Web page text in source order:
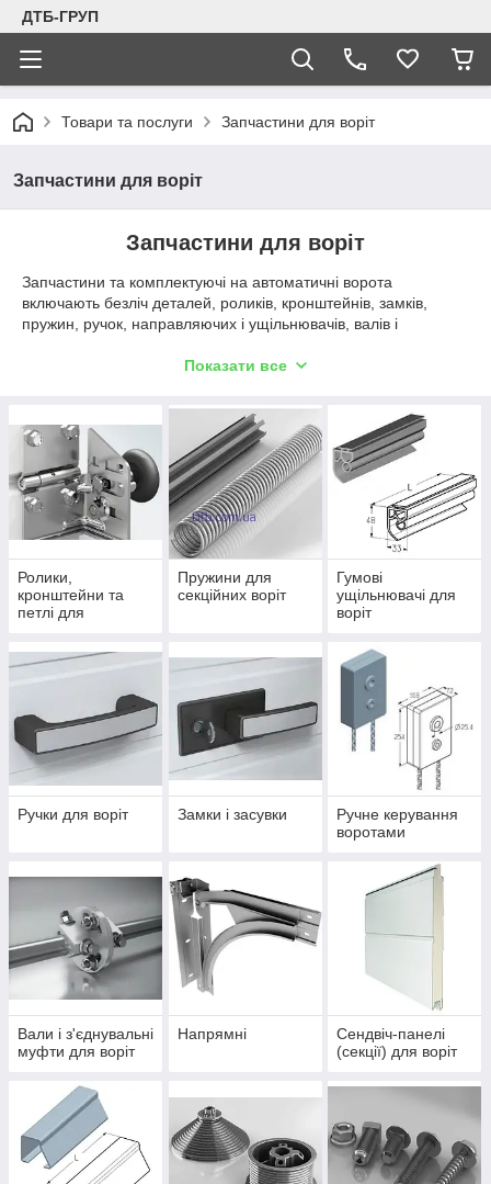
ДТБ-ГРУП
Товари та послуги Запчастини для воріт
Запчастини для воріт
Запчастини для воріт
Запчастини та комплектуючі на автоматичні ворота
включають безліч деталей, роликів, кронштейнів, замків,
пружин, ручок, направляючих і ущільнювачів, валів і
комплекс фурнітури для відкатних або підйомних воріт, що
Дуже просто замовити
Освоювати специфічні терміни і артномера
комплектуючих - непотрібні клопоти, опишіть товар
своїми словами, ми підберемо те, що потрібно.
2 Якщо дорого або їх немає в Україні
Запропонуємо аналоги фурнітури від інших виробників
за оптимальними цінами з швидкою постачанням.
Показати все
Ролики,
кронштейни та
петлі для
Пружини для
секційних воріт
Гумові
ущільнювачі для
воріт
Ручки для воріт Замки і засувки
Ручне керування
воротами
Вали і з'єднувальні
муфти для воріт
Напрямні
Сендвіч-панелі
(секції) для воріт